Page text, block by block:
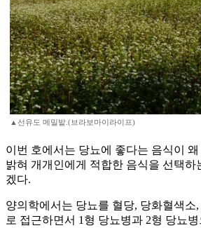
▲선유도 메밀밭.(브라보마이라이프)
이번 호에서는 당뇨에 좋다는 음식이
밝혀 개개인에게 적합한 음식을 선택하
겠다.
양의학에서는 당뇨를 혈당, 당화혈색소
로 접근하면서 1형 당뇨병과 2형 당뇨